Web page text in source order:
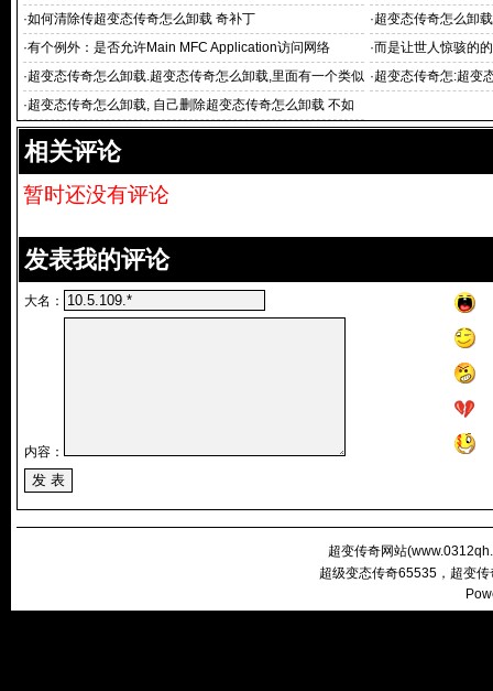
·如何清除传超变态传奇怎么卸载 奇补丁 ·超变态传奇怎么卸
戴在身上
·有个例外：是否允许Main MFC Application访问网络 ·而是让世人惊骇的
·超变态传奇怎么卸载.超变态传奇怎么卸载,里面有一个类似
垃
·超变态传奇怎:超变
·超变态传奇怎么卸载, 自己删除超变态传奇怎么卸载 不如
重新下载
相关评论
暂时还没有评论
发表我的评论
大名：
内容：
超变传奇网站(
超级变态传奇65535，超变